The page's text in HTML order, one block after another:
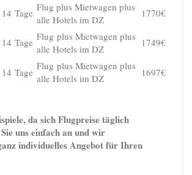
14 Tage Flug plus Mietwagen plus
alle Hotels im DZ
1770€
14 Tage Flug plus Mietwagen plus
alle Hotels im DZ
1749€
14 Tage
Flug plus Mietwagen plus
alle Hotels im DZ
1697€
da sich Flugpreise täglich
uns einfach an und wir
individuelles Angebot für Ihren